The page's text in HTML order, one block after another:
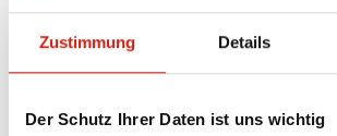
Zustimmung Details
Der Schutz Ihrer Daten ist uns wichtig
Beschreibung
Federstahldraht Schlauchwerkstoff: